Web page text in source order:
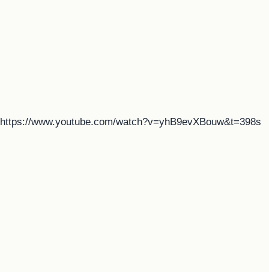
https://www.youtube.com/watch?v=yhB9evXBouw&t=398s